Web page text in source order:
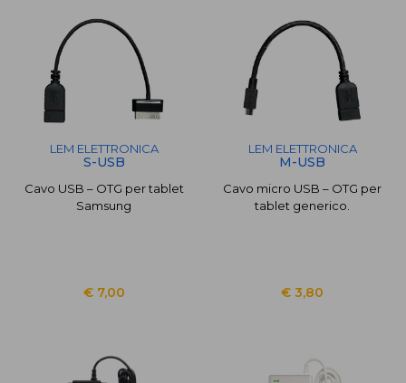
LEM ELETTRONICA
S-USB
Cavo USB – OTG per tablet
Samsung
€ 7,00
LEM ELETTRONICA
M-USB
Cavo micro USB – OTG per
tablet generico.
€ 3,80